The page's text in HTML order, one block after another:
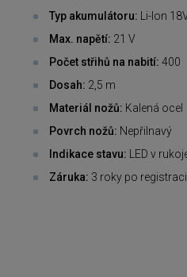
Typ akumulátoru:
Li-Ion
Max. napětí: 21 V
Počet střihů na nabití: 400
Dosah: 2,5 m
Materiál nožů: Kalená ocel
Povrch nožů: Nepřilnavý
Indikace stavu:
LED v
Záruka: 3 roky po registraci